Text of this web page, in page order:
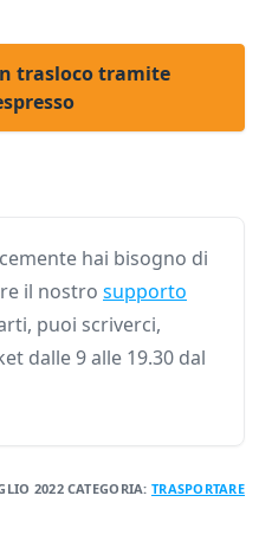
trasloco tramite
hai bisogno di
il nostro supporto
puoi scriverci,
dalle 9 alle 19.30 dal
2022 CATEGORIA: TRASPORTARE